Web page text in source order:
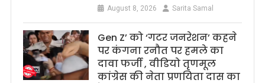
August 8, 2026 Sarita Samal
Gen Z’ को ‘गटर जनरेशन’ कहने
पर कंगना रनौत पर हमले का
दावा फर्जी , वीडियो तृणमूल
कांग्रेस की नेता प्रणयिता दास का